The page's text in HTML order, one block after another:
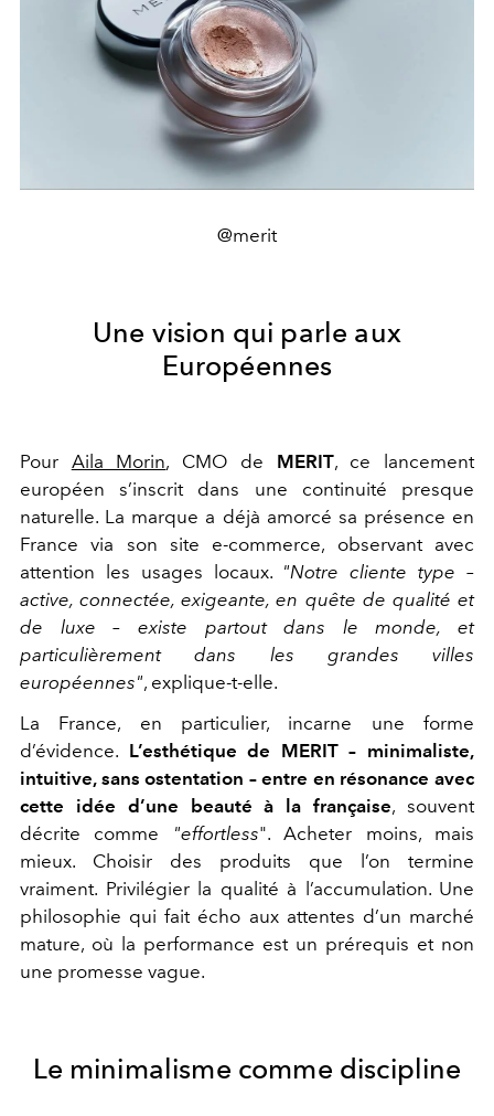
@merit
Une vision qui parle aux
Européennes
Pour Aila Morin, CMO de MERIT, ce lancement
européen s’inscrit dans une continuité presque
naturelle. La marque a déjà amorcé sa présence en
France via son site e-commerce, observant avec
attention les usages locaux. "Notre cliente type –
active, connectée, exigeante, en quête de qualité et
de luxe – existe partout dans le monde, et
particulièrement dans les grandes villes
européennes", explique-t-elle.
La France, en particulier, incarne une forme
d’évidence. L’esthétique de MERIT – minimaliste,
intuitive, sans ostentation – entre en résonance avec
cette idée d’une beauté à la française, souvent
décrite comme
"effortless". Acheter moins, mais
mieux. Choisir des produits que l’on termine
vraiment. Privilégier la qualité à l’accumulation. Une
philosophie qui fait écho aux attentes d’un marché
mature, où la performance est un prérequis et non
une promesse vague.
Le minimalisme comme discipline